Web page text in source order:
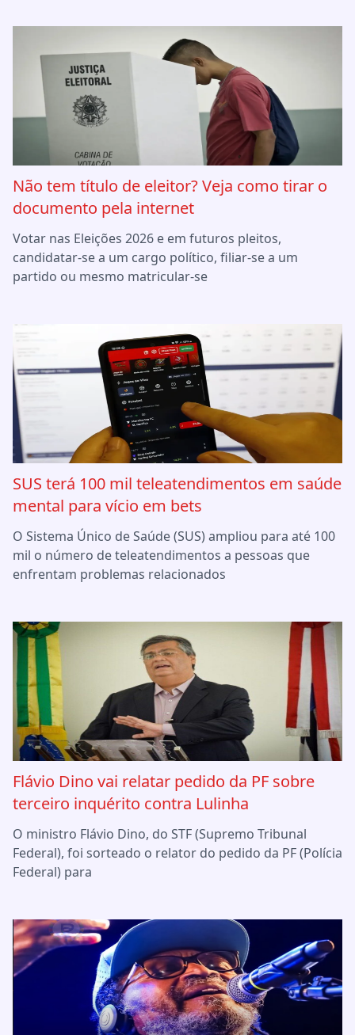
Não tem título de eleitor? Veja como tirar o
documento pela internet
Votar nas Eleições 2026 e em futuros pleitos,
candidatar-se a um cargo político, filiar-se a um
partido ou mesmo matricular-se
SUS terá 100 mil teleatendimentos em saúde
mental para vício em bets
O Sistema Único de Saúde (SUS) ampliou para até 100
mil o número de teleatendimentos a pessoas que
enfrentam problemas relacionados
Flávio Dino vai relatar pedido da PF sobre
terceiro inquérito contra Lulinha
O ministro Flávio Dino, do STF (Supremo Tribunal
Federal), foi sorteado o relator do pedido da PF (Polícia
Federal) para